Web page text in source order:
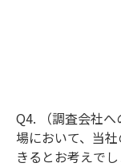
Q4. （調査会社
場において、当
きるとお考えでし